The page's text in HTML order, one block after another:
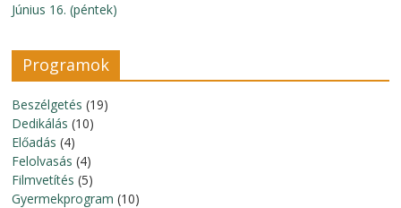
Június 16. (péntek)
Programok
Beszélgetés (19)
Dedikálás (10)
Előadás (4)
Felolvasás (4)
Filmvetítés (5)
Gyermekprogram (10)